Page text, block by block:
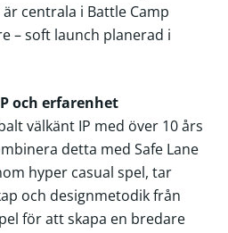
centrala i Battle Camp
– soft launch planerad i
och erfarenhet
välkänt IP med över 10 års
detta med Safe Lane
hyper casual spel, tar
och designmetodik från
för att skapa en bredare